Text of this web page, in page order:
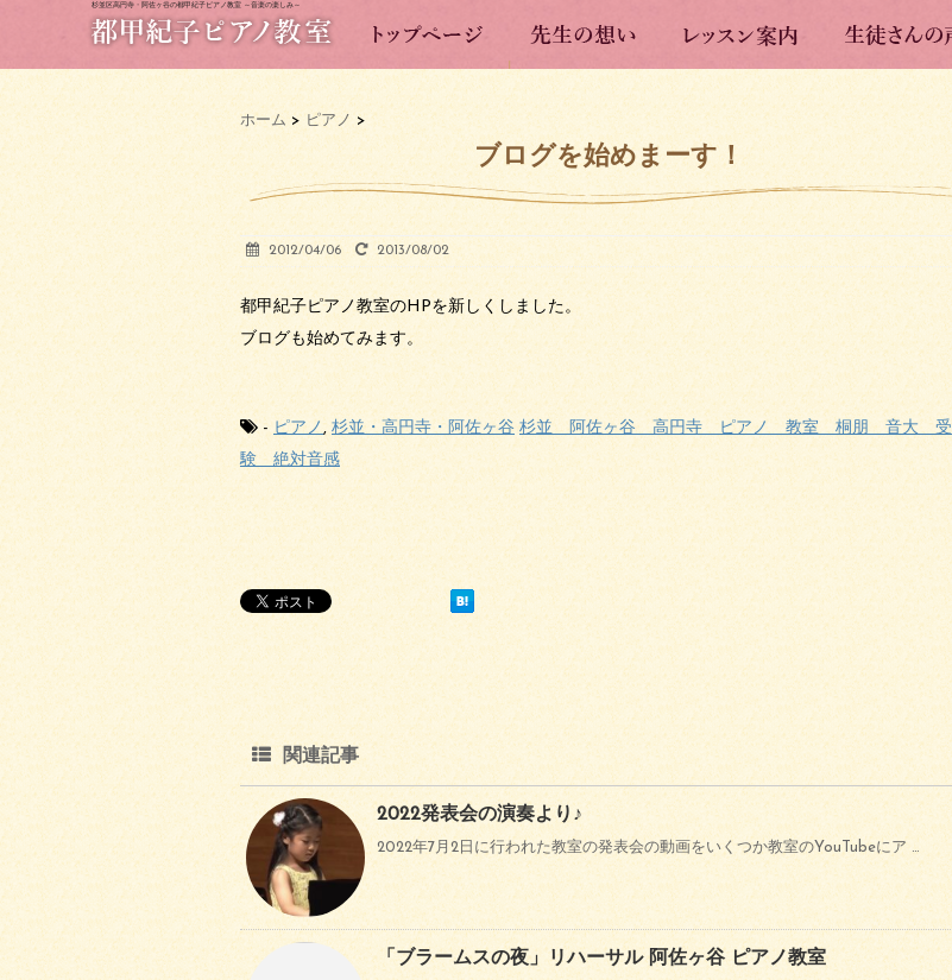
杉並区高円寺・阿佐ヶ谷の都甲紀子ピアノ教室 ～音楽の楽しみ～
ホーム > ピアノ >
ブログを始めまーす！
2012/04/06 2013/08/02
都甲紀子ピアノ教室のHPを新しくしました。
ブログも始めてみます。
- ピアノ , 杉並・高円寺・阿佐ヶ谷 杉並 阿佐ヶ谷 高円寺 ピアノ 教室 桐朋 音大 受
験 絶対音感
関連記事
2022発表会の演奏より♪
2022年7月2日に行われた教室の発表会の動画をいくつか教室のYouTubeにア …
「ブラームスの夜」リハーサル 阿佐ヶ谷 ピアノ教室